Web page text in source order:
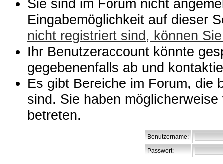
Sie sind im Forum nicht
Eingabemöglichkeit auf dieser
nicht registriert sind, können
Ihr Benutzeraccount könnte
gegebenenfalls ab und
Es gibt Bereiche im Forum, die
sind. Sie haben
betreten.
Benutzername:
Passwort: